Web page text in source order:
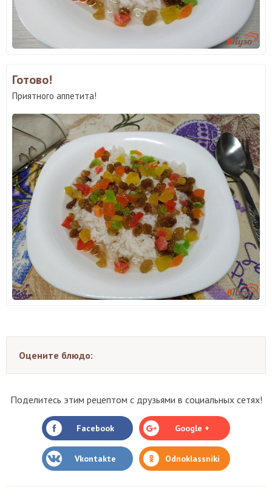
Готово!
Приятного аппетита!
Оцените блюдо:
Поделитесь этим рецептом с друзьями в социальных сетях!
Facebook Google +
Vkontakte Odnoklassniki